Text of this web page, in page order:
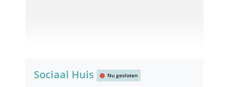
Contact
Sociaal Huis Nu gesloten